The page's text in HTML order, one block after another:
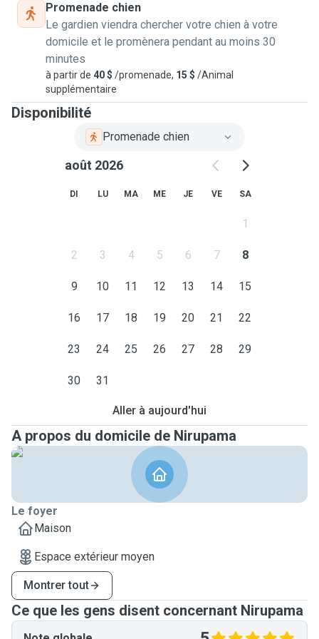
all times. Do get in touch with me if I can be of any help!
Please note that I'm not a professional trainer- I'm just a
person who loves the company of animals and will be
happy to help look after them!
Promenade chien
Le gardien viendra chercher votre chien à votre
domicile et le promènera pendant au moins 30
minutes
à partir de 40 $ /promenade, 15 $ /Animal
supplémentaire
Disponibilité
Promenade chien
août 2026
DI LU MA ME JE VE SA
1
2 3 4 5 6 7 8
9 10 11 12 13 14 15
16 17 18 19 20 21 22
23 24 25 26 27 28 29
30 31
Aller à aujourd'hui
A propos du domicile de Nirupama
Le foyer
Maison
Espace extérieur moyen
Montrer tout
Ce que les gens disent concernant Nirupama